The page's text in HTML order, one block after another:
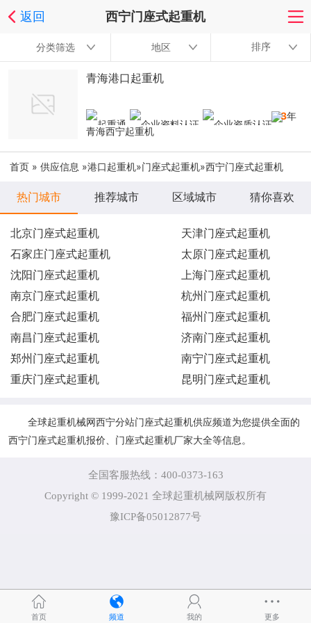
返回 西宁门座式起重机
分类筛选 地区 排序
青海港口起重机
13年
青海西宁起重机
首页 » 供应信息 »港口起重机»门座式起重机»西宁门座式起重机
热门城市 推荐城市 区域城市 猜你喜欢
北京门座式起重机
天津门座式起重机
石家庄门座式起重机
太原门座式起重机
沈阳门座式起重机
上海门座式起重机
南京门座式起重机
杭州门座式起重机
合肥门座式起重机
福州门座式起重机
南昌门座式起重机
济南门座式起重机
郑州门座式起重机
南宁门座式起重机
重庆门座式起重机
昆明门座式起重机
全球起重机械网西宁分站门座式起重机供应频道为您提供全面的
西宁门座式起重机报价、门座式起重机厂家大全等信息。
全国客服热线：400-0373-163
Copyright © 1999-2021 全球起重机械网版权所有
豫ICP备05012877号
首页 频道 我的 更多